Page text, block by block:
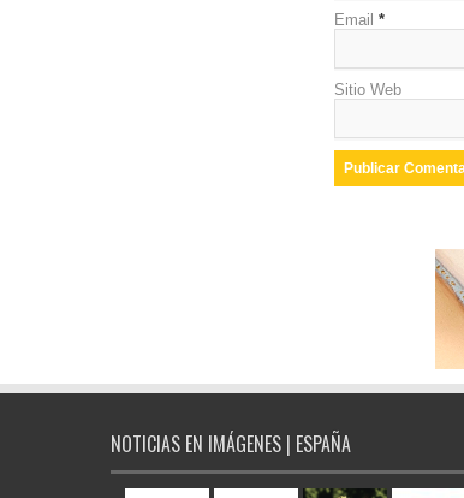
Email *
Sitio Web
NOTICIAS EN IMÁGENES | ESPAÑA